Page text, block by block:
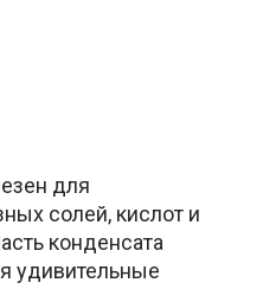
для
солей, кислот и
конденсата
удивительные